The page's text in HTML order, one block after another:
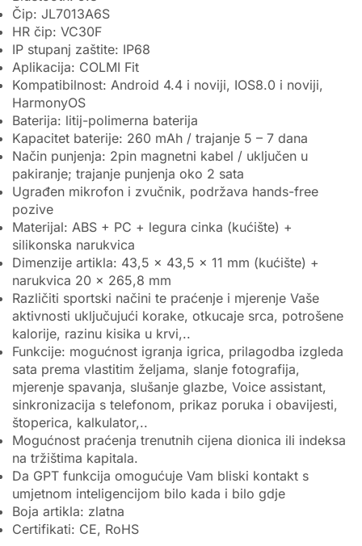
Čip: JL7013A6S
HR čip: VC30F
IP stupanj zaštite: IP68
Aplikacija: COLMI Fit
Kompatibilnost: Android 4.4 i noviji, IOS8.0 i noviji,
HarmonyOS
Baterija: litij-polimerna baterija
Kapacitet baterije: 260 mAh / trajanje 5 – 7 dana
Način punjenja: 2pin magnetni kabel / uključen u
pakiranje; trajanje punjenja oko 2 sata
Ugrađen mikrofon i zvučnik, podržava hands-free
pozive
Materijal: ABS + PC + legura cinka (kućište) +
silikonska narukvica
Dimenzije artikla: 43,5 x 43,5 x 11 mm (kućište) +
narukvica 20 x 265,8 mm
Različiti sportski načini te praćenje i mjerenje Vaše
aktivnosti uključujući korake, otkucaje srca, potrošene
kalorije, razinu kisika u krvi,..
Funkcije: mogućnost igranja igrica, prilagodba izgleda
sata prema vlastitim željama, slanje fotografija,
mjerenje spavanja, slušanje glazbe, Voice assistant,
sinkronizacija s telefonom, prikaz poruka i obavijesti,
štoperica, kalkulator,..
Mogućnost praćenja trenutnih cijena dionica ili indeksa
na tržištima kapitala.
Da GPT funkcija omogućuje Vam bliski kontakt s
umjetnom inteligencijom bilo kada i bilo gdje
Boja artikla: zlatna
Certifikati: CE, RoHS